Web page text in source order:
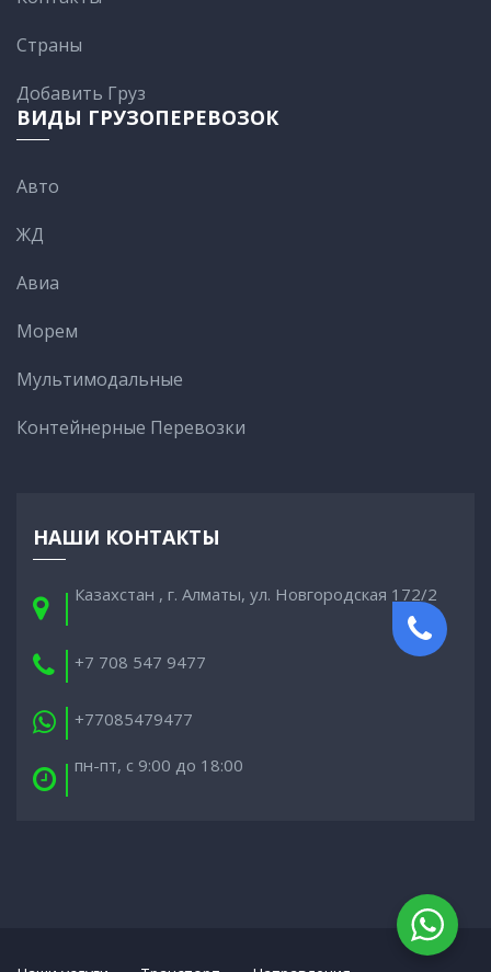
Cтраны
Добавить Груз
ВИДЫ ГРУЗОПЕРЕВОЗОК
Авто
ЖД
Авиа
Морем
Мультимодальные
Контейнерные Перевозки
НАШИ КОНТАКТЫ
Казахстан , г. Алматы, ул. Новгородская 172/2
+7 708 547 9477
+77085479477
пн-пт, с 9:00 до 18:00